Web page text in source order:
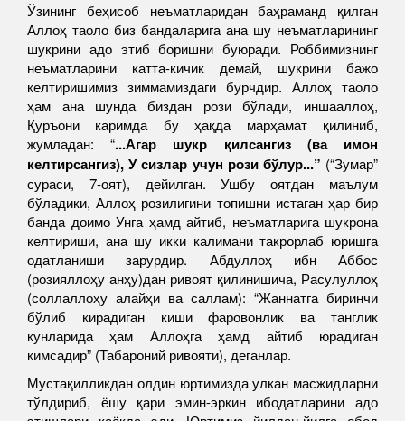
Ўзининг беҳисоб неъматларидан баҳраманд қилган
Аллоҳ таоло биз бандаларига ана шу неъматларининг
шукрини адо этиб боришни буюради. Роббимизнинг
неъматларини катта-кичик демай, шукрини бажо
келтиришимиз зиммамиздаги бурчдир. Аллоҳ таоло
ҳам ана шунда биздан рози бўлади, иншааллоҳ,
Қуръони каримда бу ҳақда марҳамат қилиниб,
жумладан: “...Агар шукр қилсангиз (ва имон
келтирсангиз), У сизлар учун рози бўлур...” (“Зумар”
сураси, 7-оят), дейилган. Ушбу оятдан маълум
бўладики, Аллоҳ розилигини топишни истаган ҳар бир
банда доимо Унга ҳамд айтиб, неъматларига шукрона
келтириши, ана шу икки калимани такрорлаб юришга
одатланиши зарурдир. Абдуллоҳ ибн Аббос
(розияллоҳу анҳу)дан ривоят қилинишича, Расулуллоҳ
(соллаллоҳу алайҳи ва саллам): “Жаннатга биринчи
бўлиб кирадиган киши фаровонлик ва танглик
кунларида ҳам Аллоҳга ҳамд айтиб юрадиган
кимсадир” (Табароний ривояти), деганлар.
Мустақилликдан олдин юртимизда улкан масжидларни
тўлдириб, ёшу қари эмин-эркин ибодатларини адо